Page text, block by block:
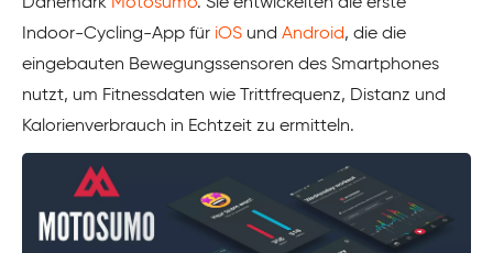
Indoor-Cycling-App für iOS und Android, die die
eingebauten Bewegungssensoren des Smartphones
nutzt, um Fitnessdaten wie Trittfrequenz, Distanz und
Kalorienverbrauch in Echtzeit zu ermitteln.